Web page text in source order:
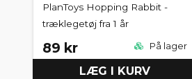
PlanToys Hopping Rabbit -
træklegetøj fra 1 år
89 kr På lager
LÆG I KURV